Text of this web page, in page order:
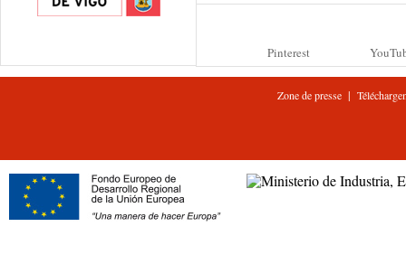
Pinterest
Zone de presse |